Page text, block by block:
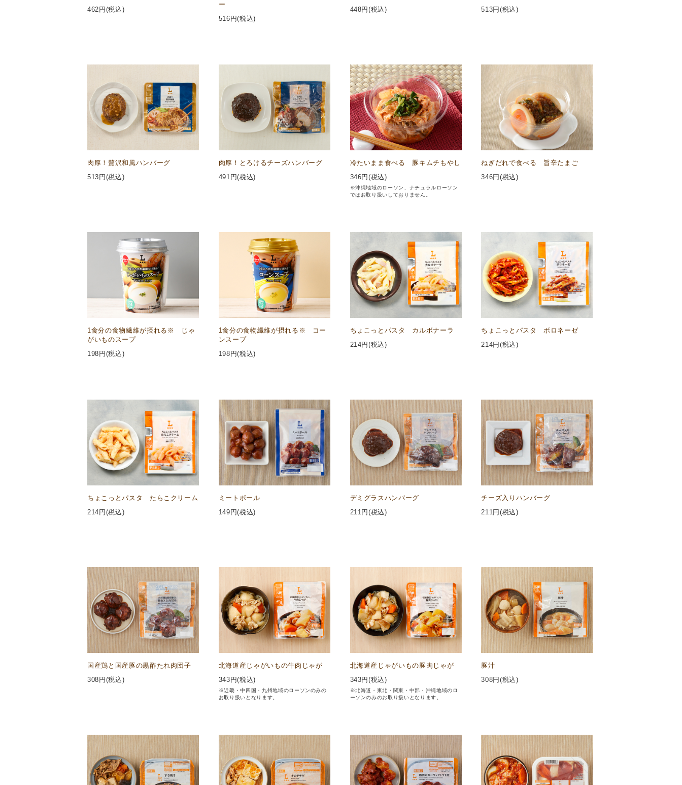
462 円(税込)
ー
516 円(税込)
448円(税込)
513円(税込)
肉厚！贅沢和風ハンバーグ
513 円(税込)
肉厚！とろけるチーズハンバーグ
491 円(税込)
冷たいまま食べる 豚キムチもやし
346円(税込)
※沖縄地域のローソン、ナチュラルローソン
ではお取り扱いしておりません。
ねぎだれで食べる 旨辛たまご
346円(税込)
1食分の食物繊維が摂れる※ じゃ
がいものスープ
198 円(税込)
1食分の食物繊維が摂れる※ コー
ンスープ
198 円(税込)
ちょこっとパスタ カルボナーラ
214円(税込)
ちょこっとパスタ ボロネーゼ
214円(税込)
ちょこっとパスタ たらこクリーム
214 円(税込)
ミートボール
149 円(税込)
デミグラスハンバーグ
211円(税込)
チーズ入りハンバーグ
211円(税込)
国産鶏と国産豚の黒酢たれ肉団子
308 円(税込)
北海道産じゃがいもの牛肉じゃが
343 円(税込)
※近畿・中四国・九州地域のローソンのみの
お取り扱いとなります。
北海道産じゃがいもの豚肉じゃが
343円(税込)
※北海道・東北・関東・中部・沖縄地域のロ
ーソンのみのお取り扱いとなります。
豚汁
308円(税込)